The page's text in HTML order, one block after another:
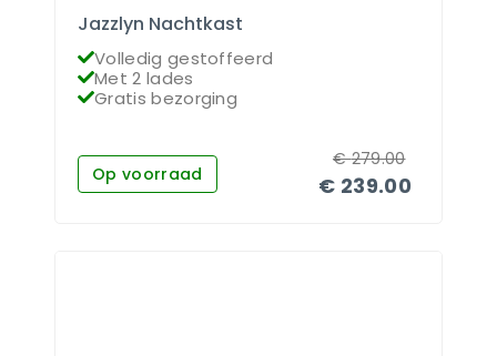
Jazzlyn Nachtkast
Volledig gestoffeerd
Met 2 lades
Gratis bezorging
Op voorraad € 239.00
€279.00